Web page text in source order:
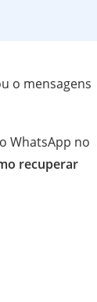
o mensagens
WhatsApp no
recuperar